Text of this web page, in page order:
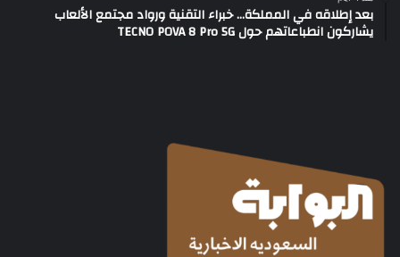
بعد إطلاقه في المملكة… خبراء التقنية ورواد مجتمع الألعاب
يشاركون انطباعاتهم حول TECNO POVA 8 Pro 5G